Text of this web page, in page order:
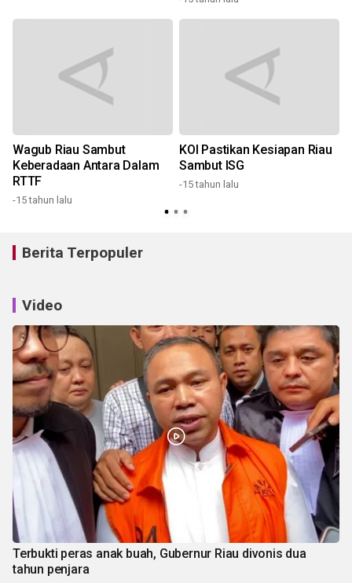
Wagub Riau Sambut
Keberadaan Antara Dalam
RTTF
-15 tahun lalu
KOI Pastikan Kesiapan Riau
Sambut ISG
-15 tahun lalu
Berita Terpopuler
Video
Terbukti peras anak buah, Gubernur Riau divonis dua
tahun penjara